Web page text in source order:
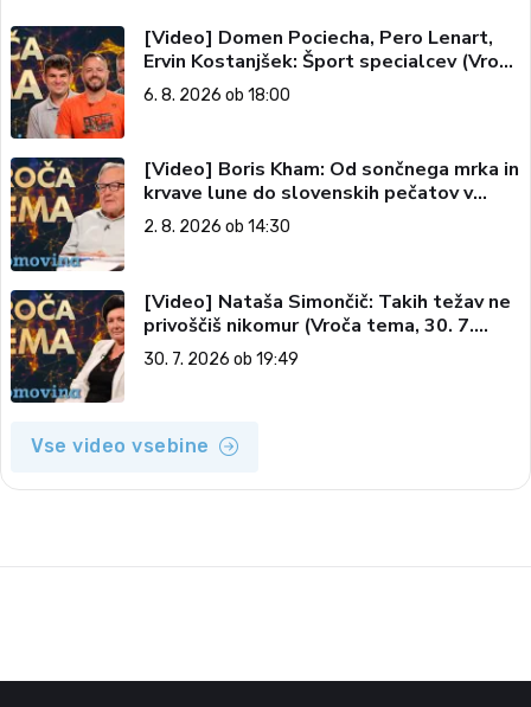
[Video] Domen Pociecha, Pero Lenart,
Ervin Kostanjšek: Šport specialcev (Vroča
tema, 6. 8. 2026)
6. 8. 2026 ob 18:00
[Video] Boris Kham: Od sončnega mrka in
krvave lune do slovenskih pečatov v
vesolju (Vroča tema, 2. 8. 2026)
2. 8. 2026 ob 14:30
[Video] Nataša Simončič: Takih težav ne
privoščiš nikomur (Vroča tema, 30. 7.
2026)
30. 7. 2026 ob 19:49
Vse video vsebine